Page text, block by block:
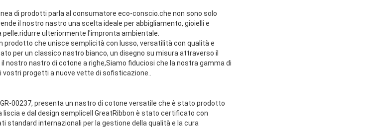
di prodotti parla al consumatore eco-conscio.che non sono solo
il nostro nastro una scelta ideale per abbigliamento, gioielli e
ulteriormente l'impronta ambientale.
prodotto che unisce semplicità con lusso, versatilità con qualità e
per un classico nastro bianco, un disegno su misura attraverso il
nostro nastro di cotone a righe,Siamo fiduciosi che la nostra gamma di
progetti a nuove vette di sofisticazione..
GR-00237, presenta un nastro di cotone versatile che è stato prodotto
e dal design sempliceIl GreatRibbon è stato certificato con
standard internazionali per la gestione della qualità e la cura